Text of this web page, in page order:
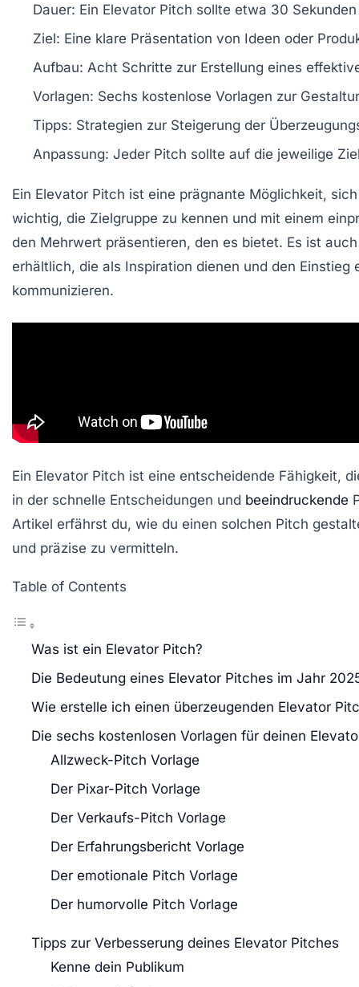
Dauer: Ein Elevator Pitch sollte etwa 30 Sekunden
Ziel: Eine klare Präsentation von Ideen oder
Aufbau: Acht Schritte zur Erstellung eines
Vorlagen: Sechs kostenlose Vorlagen zur
Tipps: Strategien zur Steigerung der
Anpassung: Jeder Pitch sollte auf die jeweilige
Ein Elevator Pitch ist eine prägnante Möglichkeit,
wichtig, die Zielgruppe zu kennen und mit einem
den Mehrwert präsentieren, den es bietet. Es ist
erhältlich, die als Inspiration dienen und den
kommunizieren.
Ein Elevator Pitch ist eine entscheidende Fähigkeit,
in der schnelle Entscheidungen und beeindruckende
Artikel erfährst du, wie du einen solchen Pitch
und präzise zu vermitteln.
Table of Contents
Was ist ein Elevator Pitch?
Die Bedeutung eines Elevator Pitches im Jahr
Wie erstelle ich einen überzeugenden Elevator
Die sechs kostenlosen Vorlagen für deinen
Allzweck-Pitch Vorlage
Der Pixar-Pitch Vorlage
Der Verkaufs-Pitch Vorlage
Der Erfahrungsbericht Vorlage
Der emotionale Pitch Vorlage
Der humorvolle Pitch Vorlage
Tipps zur Verbesserung deines Elevator Pitches
Kenne dein Publikum